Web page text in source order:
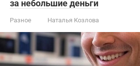
за небольшие деньги
Разное Наталья Козлова